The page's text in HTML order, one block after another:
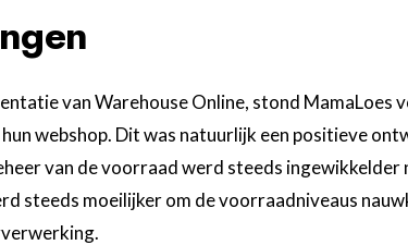
van Warehouse Online, stond MamaLoes
webshop. Dit was natuurlijk een positieve
van de voorraad werd steeds
steeds moeilijker om de voorraadniveaus